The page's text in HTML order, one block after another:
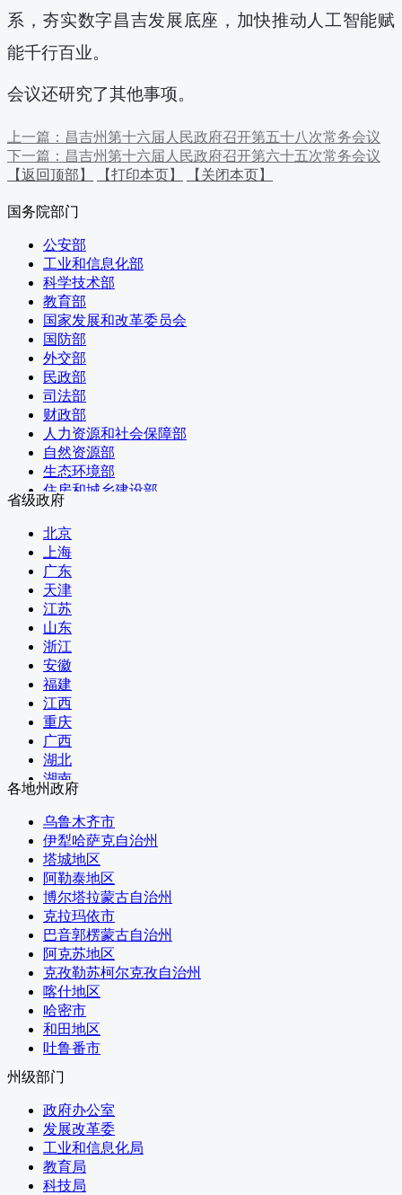
系， 夯实数字昌吉发展底座，加快推动人工智能赋
能千行百业。
会议还研究了其他事项。
上一篇：昌吉州第十六届人民政府召开第五十八次常务会议
下一篇：昌吉州第十六届人民政府召开第六十五次常务会议
【返回顶部】
【打印本页】 【关闭本页】
国务院部门
公安部
工业和信息化部
科学技术部
教育部
国家发展和改革委员会
国防部
外交部
民政部
司法部
财政部
人力资源和社会保障部
自然资源部
生态环境部
住房和城乡建设部
交通运输部
水利部
农业农村部
商务部
文化和旅游部
国家卫生健康委员会
退役军人事务部
应急管理部
人民银行
审计署
国家语言文字工作委员会
国家民族事务委员会
国家航天局
国家原子能机构
国家核安全局
国务院国有资产监督管理委员会
海关总署
国家税务总局
国家市场监督管理总局
国家广播电视总局
国家体育总局
国家统计局
国家国际发展合作署
国家医疗保障局
国务院参事室
国家机关事务管理局
国家认证认可监督管理委员会
国家标准化管理委员会
国家新闻出版署（国家版权局）
国家宗教事务局
国务院港澳事务办公室
国务院侨务办公室
国务院台湾事务办公室
国家互联网信息办公室
国务院新闻办公室
省级政府
北京
上海
广东
天津
江苏
山东
浙江
安徽
福建
江西
重庆
广西
湖北
湖南
河南
黑龙江
吉林
辽宁
内蒙古
河北
山西
四川
贵州
云南
海南
西藏
陕西
甘肃
宁夏
新疆
香港
澳门
新疆生产建设兵团
台湾
各地州政府
乌鲁木齐市
伊犁哈萨克自治州
塔城地区
阿勒泰地区
博尔塔拉蒙古自治州
克拉玛依市
巴音郭楞蒙古自治州
阿克苏地区
克孜勒苏柯尔克孜自治州
喀什地区
哈密市
和田地区
吐鲁番市
州级部门
政府办公室
发展改革委
工业和信息化局
教育局
科技局